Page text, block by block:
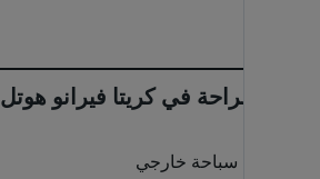
وسائل الراحة في كريتا فيرانو هوتل
حمام سباحة خارجي